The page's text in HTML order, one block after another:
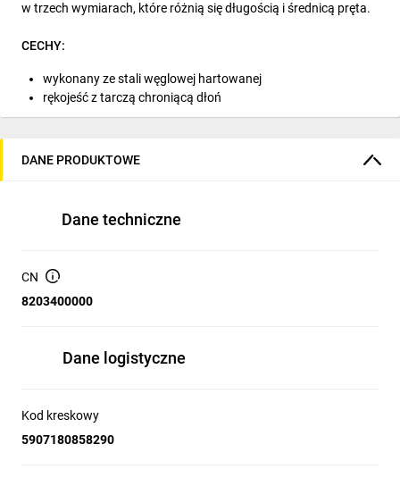
w trzech wymiarach, które różnią się długością i średnicą pręta.
CECHY:
wykonany ze stali węglowej hartowanej
rękojeść z tarczą chroniącą dłoń
zwiększona wytrzymałość krawędzi tnącej
ZASTOSOWANIE PRODUKTU:
DANE TECHNICZNE:
250 mm
DANE PRODUKTOWE
Dane techniczne
CN
8203400000
Dane logistyczne
Kod kreskowy
5907180858290